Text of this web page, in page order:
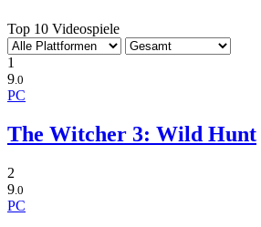
Top 10 Videospiele
1
9.0
PC
The Witcher 3: Wild Hunt
2
9.0
PC